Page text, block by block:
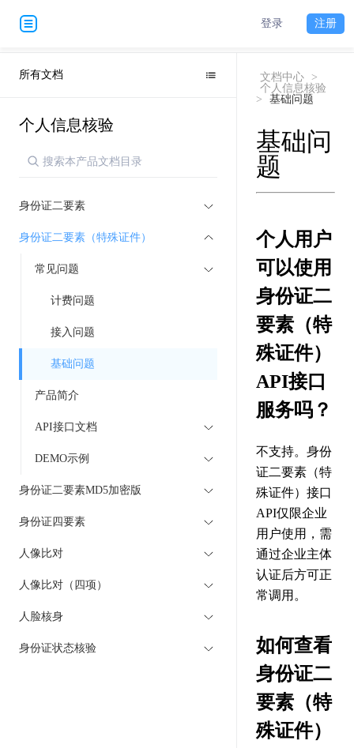
登录 注册
所有文档
个人信息核验
身份证二要素
身份证二要素（特殊证件）
常见问题
计费问题
接入问题
基础问题
产品简介
API接口文档
DEMO示例
身份证二要素MD5加密版
身份证四要素
人像比对
人像比对（四项）
人脸核身
身份证状态核验
文档中心
>
个人信息核验
>
基础问题
基础问
题
个人用户
可以使用
身份证二
要素（特
殊证件）
API接口
服务吗？
不支持。身份
证二要素（特
殊证件）接口
API仅限企业
用户使用，需
通过企业主体
认证后方可正
常调用。
如何查看
身份证二
要素（特
殊证件）